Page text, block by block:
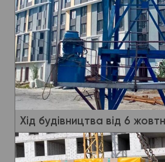
Хід будівництва від 6